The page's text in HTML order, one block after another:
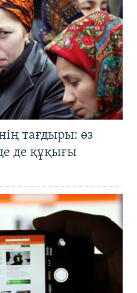
тағдыры: өз
де құқығы